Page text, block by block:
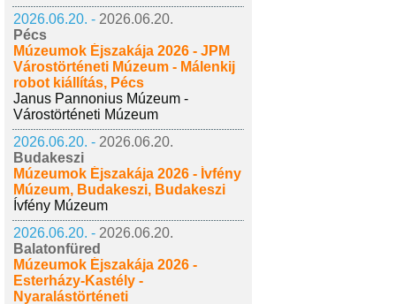
2026.06.20. - 2026.06.20.
Pécs
Múzeumok Éjszakája 2026 - JPM
Várostörténeti Múzeum - Málenkij
robot kiállítás, Pécs
Janus Pannonius Múzeum -
Várostörténeti Múzeum
2026.06.20. - 2026.06.20.
Budakeszi
Múzeumok Éjszakája 2026 - Ívfény
Múzeum, Budakeszi, Budakeszi
Ívfény Múzeum
2026.06.20. - 2026.06.20.
Balatonfüred
Múzeumok Éjszakája 2026 -
Esterházy-Kastély -
Nyaralástörténeti